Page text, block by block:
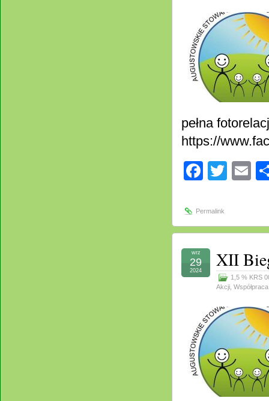
pełna
https://
Permalink
XII
1,5 % KRS
Akcji Współpraca
wrz
29
2024